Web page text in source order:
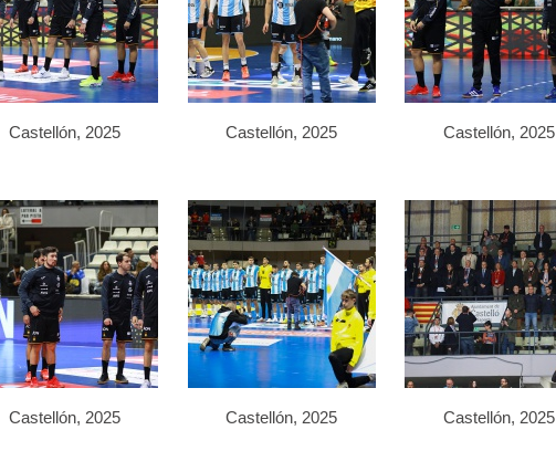
Castellón, 2025 Castellón, 2025 Castellón, 2025
Castellón, 2025 Castellón, 2025 Castellón, 2025